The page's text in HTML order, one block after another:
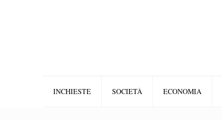
INCHIESTE SOCIETÀ ECONOMIA